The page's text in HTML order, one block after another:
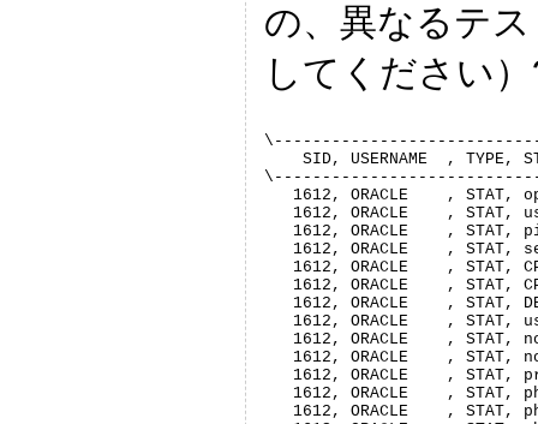
の、異なるテ
してください
SID, USERNAME  , TYPE,
1612, ORACLE    , STAT,
1612, ORACLE    , STAT,
1612, ORACLE    , STAT,
1612, ORACLE    , STAT,
1612, ORACLE    , STAT,
1612, ORACLE    , STAT,
1612, ORACLE    , STAT,
1612, ORACLE    , STAT,
1612, ORACLE    , STAT,
1612, ORACLE    , STAT,
1612, ORACLE    , STAT,
1612, ORACLE    , STAT,
1612, ORACLE    , STAT,